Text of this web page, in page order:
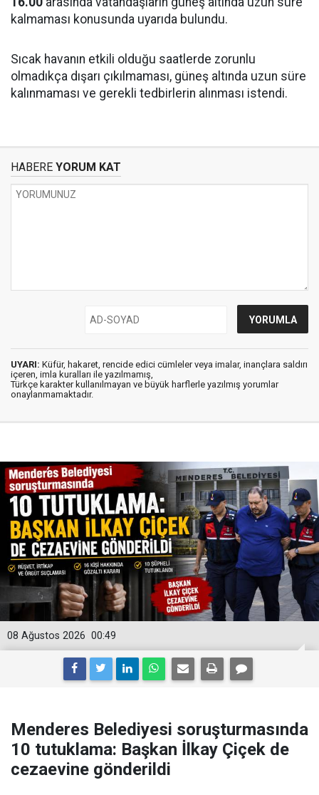
kalmaması konusunda uyarıda bulundu.
Sıcak havanın etkili olduğu saatlerde zorunlu
olmadıkça dışarı çıkılmaması, güneş altında uzun süre
kalınmaması ve gerekli tedbirlerin alınması istendi.
HABERE YORUM KAT
UYARI: Küfür, hakaret, rencide edici cümleler veya imalar, inançlara saldırı
içeren, imla kuralları ile yazılmamış,
Türkçe karakter kullanılmayan ve büyük harflerle yazılmış yorumlar
onaylanmamaktadır.
00:49
08 Ağustos 2026
Menderes Belediyesi soruşturmasında
10 tutuklama: Başkan İlkay Çiçek de
cezaevine gönderildi